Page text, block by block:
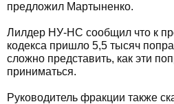
предложил Мартыненко.
Лилдер НУ-НС сообщил что к
кодекса пришло 5,5 тысяч
сложно представить, как эти
приниматься.
Руководитель фракции также